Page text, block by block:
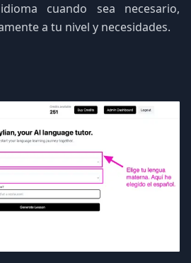
cuando sea necesario,
a tu nivel y necesidades.